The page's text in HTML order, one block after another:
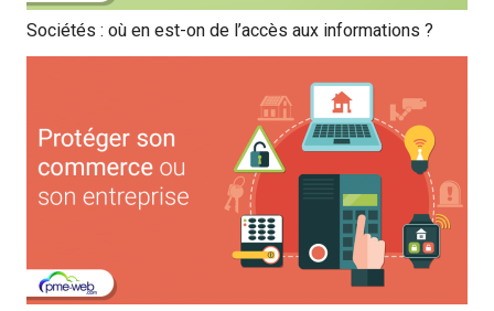
Sociétés : où en est-on de l’accès aux informations ?